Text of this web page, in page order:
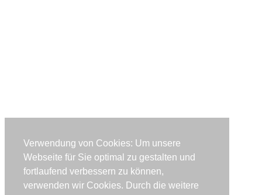
Verwendung von Cookies: Um unsere
Webseite für Sie optimal zu gestalten und
fortlaufend verbessern zu können,
verwenden wir Cookies. Durch die weitere